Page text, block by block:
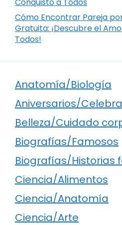
Cómo Encontrar Pareja
Gratuita: ¡Descubre el
Todos!
Anatomía/Biología
Aniversarios/
Belleza/Cuidado
Biografías/Famosos
Biografías/Historias
Ciencia/Alimentos
Ciencia/Anatomía
Ciencia/Arte